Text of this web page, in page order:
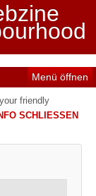
Menü öffnen
friendly
SCHLIESSEN